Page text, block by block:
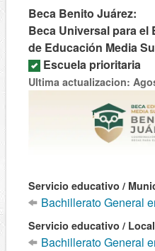
Beca Benito Juárez:
Beca Universal para
de Educación Media
Escuela prioritaria
Ultima actualizacion:
Servicio educativo /
Bachillerato General
Servicio educativo /
Bachillerato General